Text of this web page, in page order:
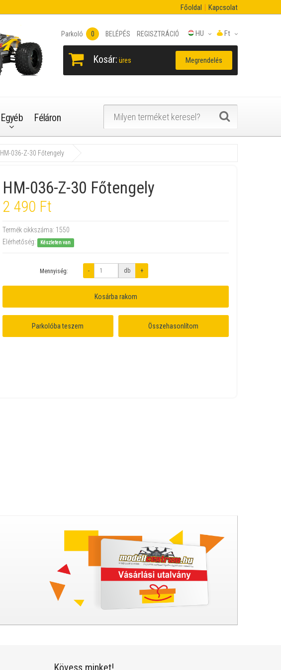
Főoldal Kapcsolat
Ft
HU
Parkoló 0 BELÉPÉS REGISZTRÁCIÓ
Kosár: üres Megrendelés
Egyéb Féláron
HM-036-Z-30 Főtengely
HM-036-Z-30 Főtengely
2 490 Ft
Termék cikkszáma: 1550
Elérhetőség:
Készleten van
Mennyiség: - db +
Kosárba rakom
Parkolóba teszem Összehasonlítom